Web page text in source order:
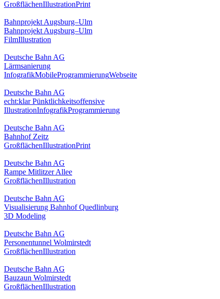
GroßflächenIllustrationPrint
Bahnprojekt Augsburg–Ulm
Bahnprojekt Augsburg–Ulm
FilmIllustration
Deutsche Bahn AG
Lärmsanierung
InfografikMobileProgrammierungWebseite
Deutsche Bahn AG
echt:klar Pünktlichkeitsoffensive
IllustrationInfografikProgrammierung
Deutsche Bahn AG
Bahnhof Zeitz
GroßflächenIllustrationPrint
Deutsche Bahn AG
Rampe Mitlitzer Allee
GroßflächenIllustration
Deutsche Bahn AG
Visualisierung Bahnhof Quedlinburg
3D Modeling
Deutsche Bahn AG
Personentunnel Wolmirstedt
GroßflächenIllustration
Deutsche Bahn AG
Bauzaun Wolmirstedt
GroßflächenIllustration